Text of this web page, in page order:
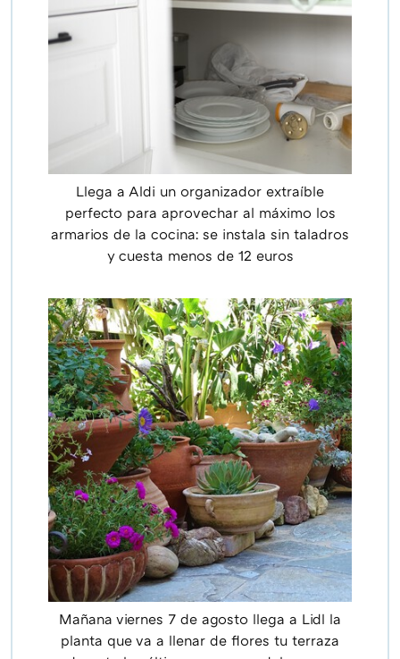
Llega a Aldi un organizador extraíble
perfecto para aprovechar al máximo los
armarios de la cocina: se instala sin taladros
y cuesta menos de 12 euros
Mañana viernes 7 de agosto llega a Lidl la
planta que va a llenar de flores tu terraza